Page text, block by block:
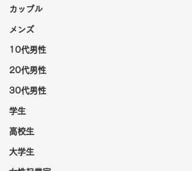
カップル
メンズ
10代男性
20代男性
30代男性
学生
高校生
大学生